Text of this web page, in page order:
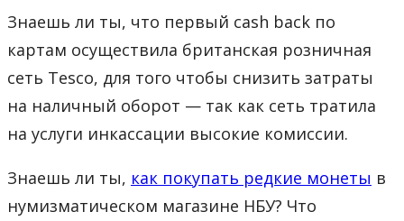
Знаешь ли ты, что первый cash back по
картам осуществила британская розничная
сеть Tesco, для того чтобы снизить затраты
на наличный оборот — так как сеть тратила
на услуги инкассации высокие комиссии.
Знаешь ли ты, как покупать редкие монеты в
нумизматическом магазине НБУ? Что